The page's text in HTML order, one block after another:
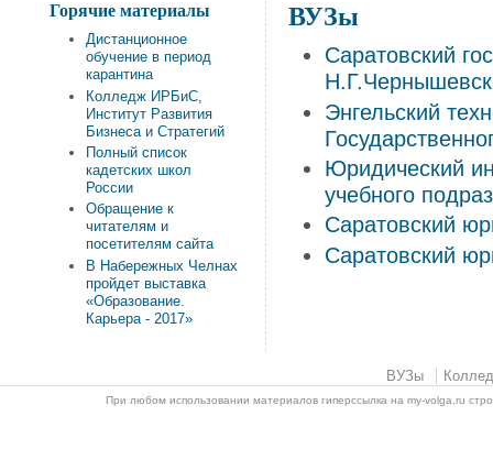
Горячие материалы
Дистанционное
обучение в период
карантина
Колледж ИРБиС,
Институт Развития
Бизнеса и Стратегий
Полный список
кадетских школ
России
Обращение к
читателям и
посетителям сайта
В Набережных Челнах
пройдет выставка
«Образование.
Карьера - 2017»
ВУЗы
Саратовский
Энгельский
Юридический
учебного
Саратовский
Саратовский
ВУЗы
При любом использовании материалов гиперссылка на my-volga.ru